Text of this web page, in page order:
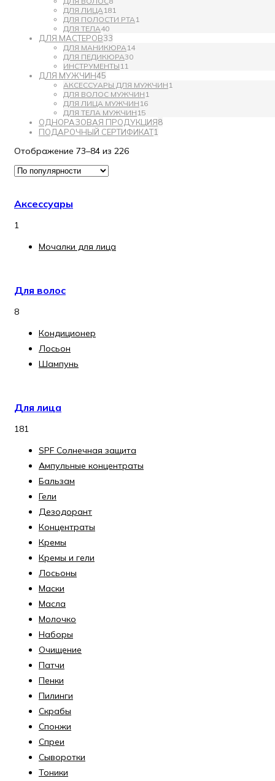
ДЛЯ ЛИЦА181
ДЛЯ ПОЛОСТИ РТА1
ДЛЯ ТЕЛА40
ДЛЯ МАСТЕРОВ33
ДЛЯ МАНИКЮРА14
ДЛЯ ПЕДИКЮРА30
ИНСТРУМЕНТЫ 11
ДЛЯ МУЖЧИН45
АКСЕССУАРЫ ДЛЯ МУЖЧИН 1
ДЛЯ ВОЛОС МУЖЧИН 1
ДЛЯ ЛИЦА МУЖЧИН 16
ДЛЯ ТЕЛА МУЖЧИН 15
ОДНОРАЗОВАЯ ПРОДУКЦИЯ8
ПОДАРОЧНЫЙ СЕРТИФИКАТ1
Отображение 73–84 из 226
Аксессуары
1
Мочалки для лица
Для волос
8
Кондиционер
Лосьон
Шампунь
Для лица
181
SPF Солнечная защита
Ампульные концентраты
Бальзам
Гели
Дезодорант
Концентраты
Кремы
Кремы и гели
Лосьоны
Маски
Масла
Молочко
Наборы
Очищение
Патчи
Пенки
Пилинги
Скрабы
Спонжи
Спреи
Сыворотки
Тоники